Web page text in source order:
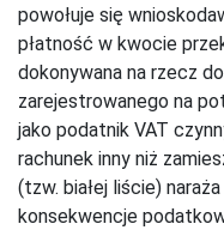
powołuje się
płatność w kwocie
dokonywana na rzecz
zarejestrowanego na
jako podatnik VAT
rachunek inny niż
(tzw. białej liście)
konsekwencje